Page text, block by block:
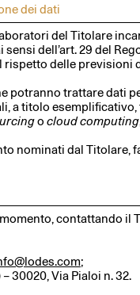
dei dati
del Titolare
dell’art. 29 del
delle previsioni
potranno trattare dati
a titolo
ocloud computing
nominati dal Titolare,
contattando il
;
30020, Via Pialoi n. 32.